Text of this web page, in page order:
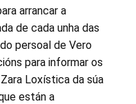
arrancar a
de cada unha das
persoal de Vero
para informar os
Loxística da súa
están a